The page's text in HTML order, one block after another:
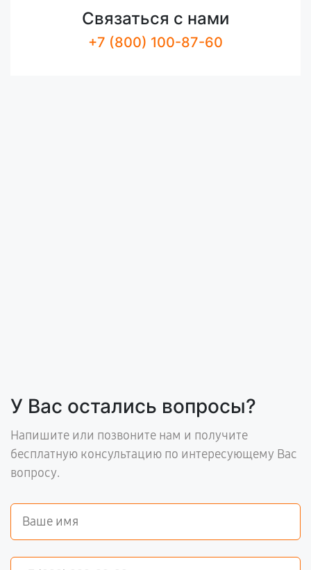
Связаться с нами
+7 (800) 100-87-60
У Вас остались вопросы?
Напишите или позвоните нам и получите
бесплатную консультацию по интересующему Вас
вопросу.